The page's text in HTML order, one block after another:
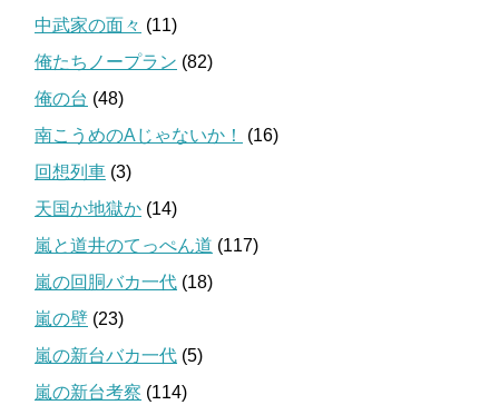
中武家の面々 (11)
俺たちノープラン (82)
俺の台 (48)
南こうめのAじゃないか！
(16)
回想列車 (3)
天国か地獄か (14)
嵐と道井のてっぺん道 (117)
嵐の回胴バカ一代 (18)
嵐の壁 (23)
嵐の新台バカ一代 (5)
嵐の新台考察 (114)